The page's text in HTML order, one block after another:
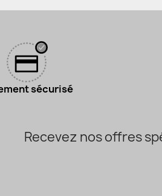
sécurisé
Recevez nos offres